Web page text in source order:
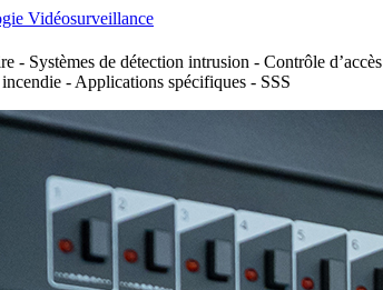
- Systèmes de détection intrusion - Contrôle d’accès
- Applications spécifiques - SSS